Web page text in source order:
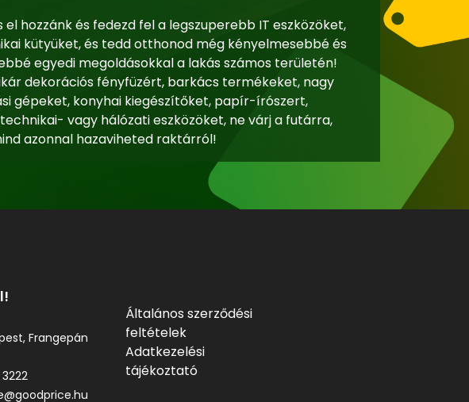
el hozzánk és fedezd fel a legszuperebb IT eszközöket,
kütyüket, és tedd otthonod még kényelmesebbé és
egyedi megoldásokkal a lakás számos területén!
dekorációs fényfüzért, barkács termékeket, nagy
gépeket, konyhai kiegészítőket, papír-írószert,
vagy hálózati eszközöket, ne várj a futárra,
azonnal hazaviheted raktárról!
Frangepán
Általános szerződési
feltételek
Adatkezelési
tájékoztató